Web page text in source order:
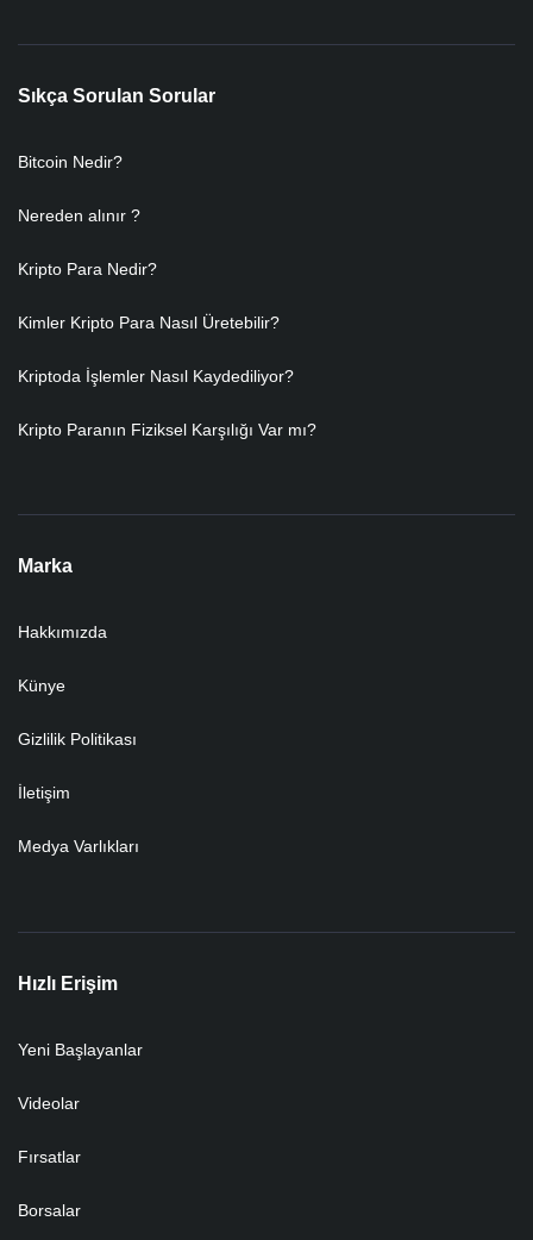
Sıkça Sorulan Sorular
Bitcoin Nedir?
Nereden alınır ?
Kripto Para Nedir?
Kimler Kripto Para Nasıl Üretebilir?
Kriptoda İşlemler Nasıl Kaydediliyor?
Kripto Paranın Fiziksel Karşılığı Var mı?
Marka
Hakkımızda
Künye
Gizlilik Politikası
İletişim
Medya Varlıkları
Hızlı Erişim
Yeni Başlayanlar
Videolar
Fırsatlar
Borsalar